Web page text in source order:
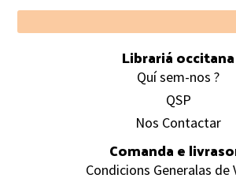
Footer
Librariá occitana
Quí sem-nos ?
QSP
Nos Contactar
Comanda e
Condicions Generalas de